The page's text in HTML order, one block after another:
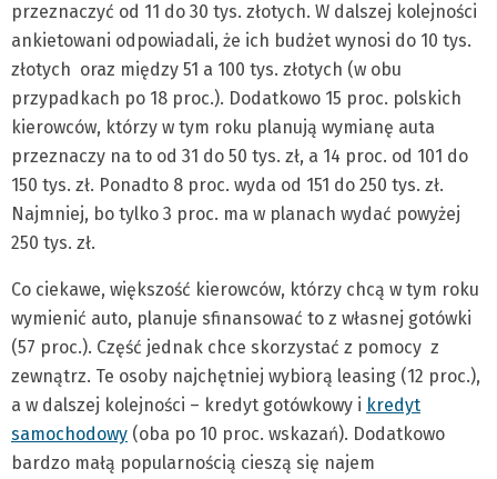
przeznaczyć od 11 do 30 tys. złotych. W dalszej kolejności
ankietowani odpowiadali, że ich budżet wynosi do 10 tys.
złotych oraz między 51 a 100 tys. złotych (w obu
przypadkach po 18 proc.). Dodatkowo 15 proc. polskich
kierowców, którzy w tym roku planują wymianę auta
przeznaczy na to od 31 do 50 tys. zł, a 14 proc. od 101 do
150 tys. zł. Ponadto 8 proc. wyda od 151 do 250 tys. zł.
Najmniej, bo tylko 3 proc. ma w planach wydać powyżej
250 tys. zł.
Co ciekawe, większość kierowców, którzy chcą w tym roku
wymienić auto, planuje sfinansować to z własnej gotówki
(57 proc.). Część jednak chce skorzystać z pomocy z
zewnątrz. Te osoby najchętniej wybiorą leasing (12 proc.),
a w dalszej kolejności – kredyt gotówkowy i kredyt
samochodowy (oba po 10 proc. wskazań). Dodatkowo
bardzo małą popularnością cieszą się najem